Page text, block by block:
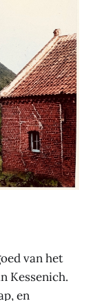
van het
Kessenich.
en